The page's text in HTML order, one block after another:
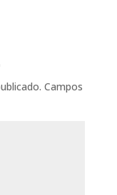
Campos